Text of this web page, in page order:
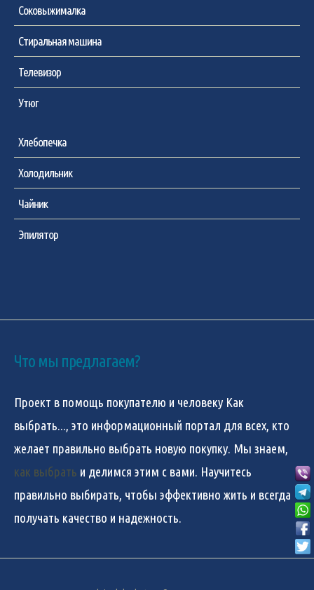
Соковыжималка
Стиральная машина
Телевизор
Утюг
Хлебопечка
Холодильник
Чайник
Эпилятор
Что мы предлагаем?
Проект в помощь покупателю и человеку Как
выбрать..., это информационный портал для всех, кто
желает правильно выбрать новую покупку. Мы знаем,
как выбрать и делимся этим с вами. Научитесь
правильно выбирать, чтобы эффективно жить и всегда
получать качество и надежность.